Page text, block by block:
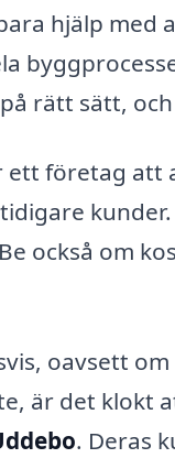
hjälp med
rätt sätt,
företag att
också om
oavsett
är det klokt
. Deras